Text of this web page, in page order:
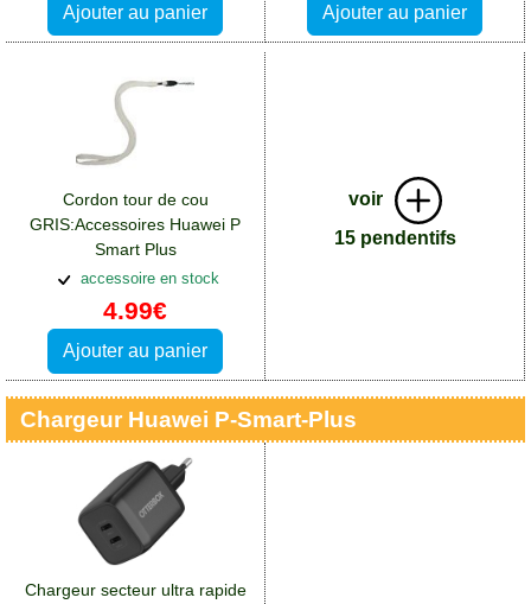
Ajouter au panier Ajouter au panier
Cordon tour de cou
GRIS:Accessoires Huawei P
Smart Plus
accessoire en stock
4.99€
Ajouter au panier
voir
15 pendentifs
Chargeur Huawei P-Smart-Plus
Chargeur secteur ultra rapide